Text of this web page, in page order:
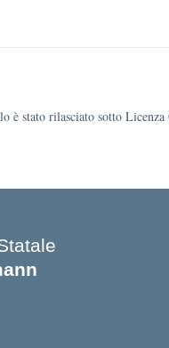
è stato rilasciato sotto Licenza